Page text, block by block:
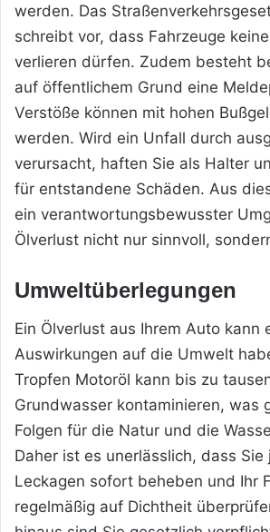
werden. Das
schreibt vor, dass Fahrzeuge
verlieren dürfen. Zudem besteht
auf öffentlichem Grund eine
Verstöße können mit hohen
werden. Wird ein Unfall durch
verursacht, haften Sie als Halter
für entstandene Schäden. Aus
ein verantwortungsbewusster
Ölverlust nicht nur sinnvoll,
Umweltüberlegungen
Ein Ölverlust aus Ihrem Auto kann
Auswirkungen auf die Umwelt
Tropfen Motoröl kann bis zu
Grundwasser kontaminieren, was
Folgen für die Natur und die
Daher ist es unerlässlich, dass Sie
Leckagen sofort beheben und Ihr
regelmäßig auf Dichtheit